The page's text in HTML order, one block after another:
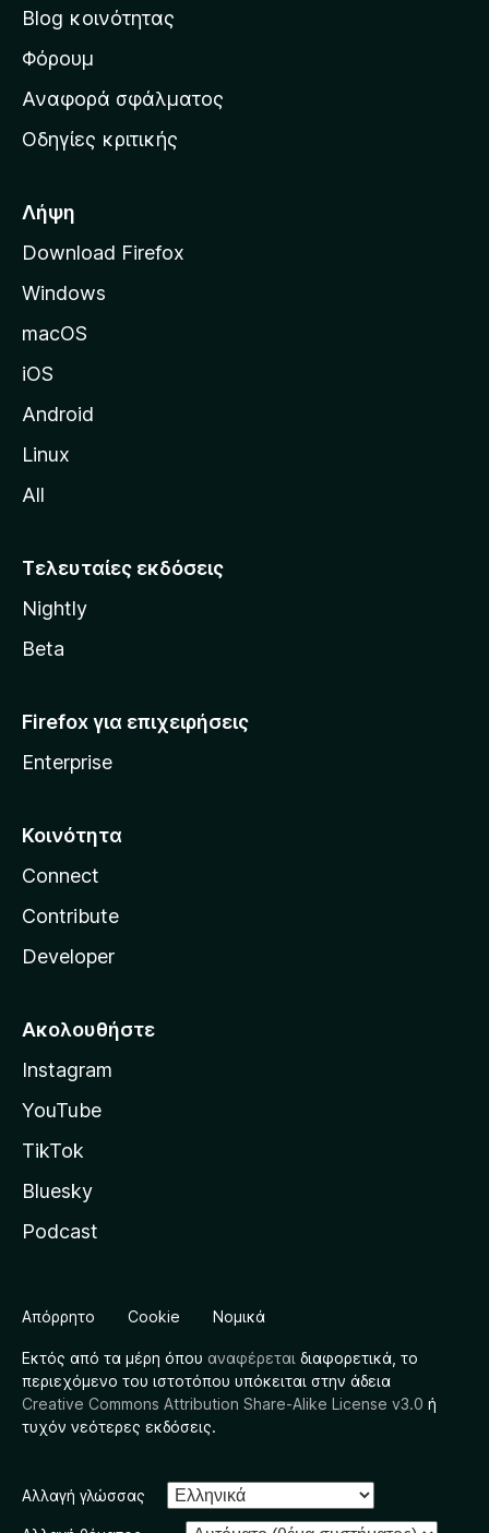
α
ρ
χ
κ
σ
λ
ί
τ
η
o
i
l
a
Blog κοινότητας
Φόρουμ
Αναφορά σφάλματος
Οδηγίες κριτικής
Λήψη
Download Firefox
Windows
macOS
iOS
Android
Linux
All
Τελευταίες εκδόσεις
Nightly
Beta
Firefox για επιχειρήσεις
Enterprise
Κοινότητα
Connect
Contribute
Developer
Ακολουθήστε
Instagram
YouTube
TikTok
Bluesky
Podcast
Απόρρητο Cookie Νομικά
Εκτός από τα μέρη όπου αναφέρεται διαφορετικά, το
περιεχόμενο του ιστοτόπου υπόκειται στην άδεια
Creative Commons Attribution Share-Alike License v3.0 ή
τυχόν νεότερες εκδόσεις.
Αλλαγή γλώσσας